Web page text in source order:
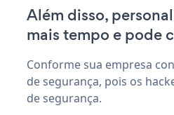
Além disso,
mais tempo e pode
Conforme sua empresa
de segurança, pois os
de segurança.